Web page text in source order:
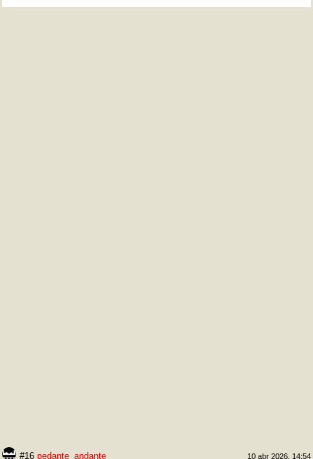
#16 pedante_andante 10 abr 2026, 14:54